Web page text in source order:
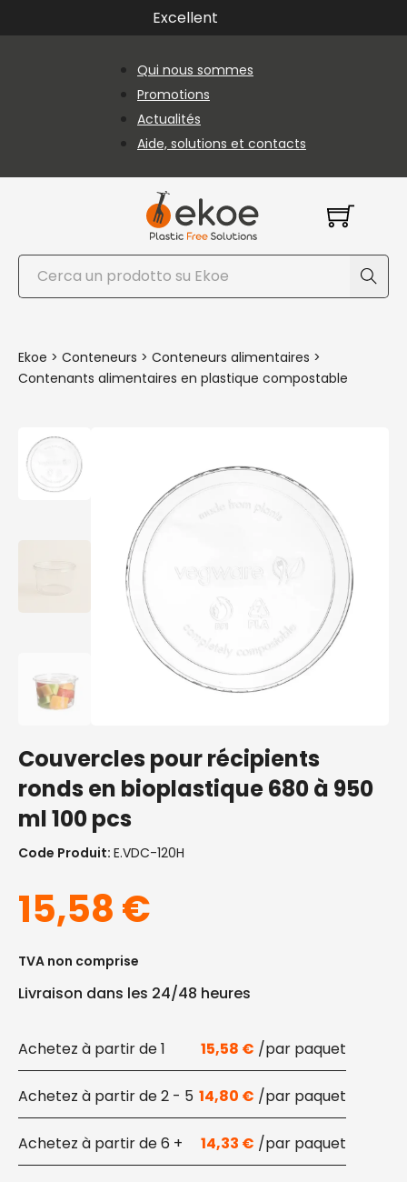
Passer au contenu principal
Passer au pied de page
Excellent
Qui nous sommes
Promotions
Actualités
Aide, solutions et contacts
Rechercher
Ekoe > Conteneurs > Conteneurs alimentaires >
Contenants alimentaires en plastique compostable
Couvercles pour récipients
ronds en bioplastique 680 à 950
ml 100 pcs
Code Produit: E.VDC-120H
15,58€
TVA non comprise
Livraison dans les 24/48 heures
1 15,58 €
2 - 5 14,80 €
6 + 14,33 €